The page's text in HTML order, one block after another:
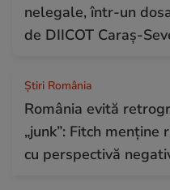
nelegale, într-un
de DIICOT Caraș-
Știri România
România evită
„junk”: Fitch
cu perspectivă